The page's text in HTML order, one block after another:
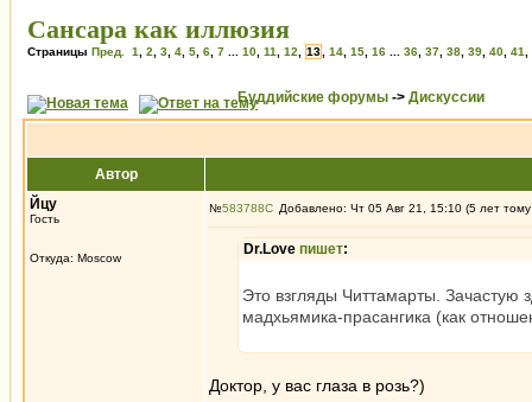
Сансара как иллюзия
Страницы Пред. 1 2 3 4 5 6 7 10 11 12 13 14 15 16 36 37 38 39 40 41
Буддийские форумы -> Дискуссии
Автор
Йцу
Гость
Откуда: Moscow
№583788 Добавлено: Чт 05 Авг 21, 15:10 (5 лет
Dr.Love пишет:
Это взгляды Читтамарты. Зачастую
мадхьямика-прасангика (как
Доктор, у вас глаза в розь?)